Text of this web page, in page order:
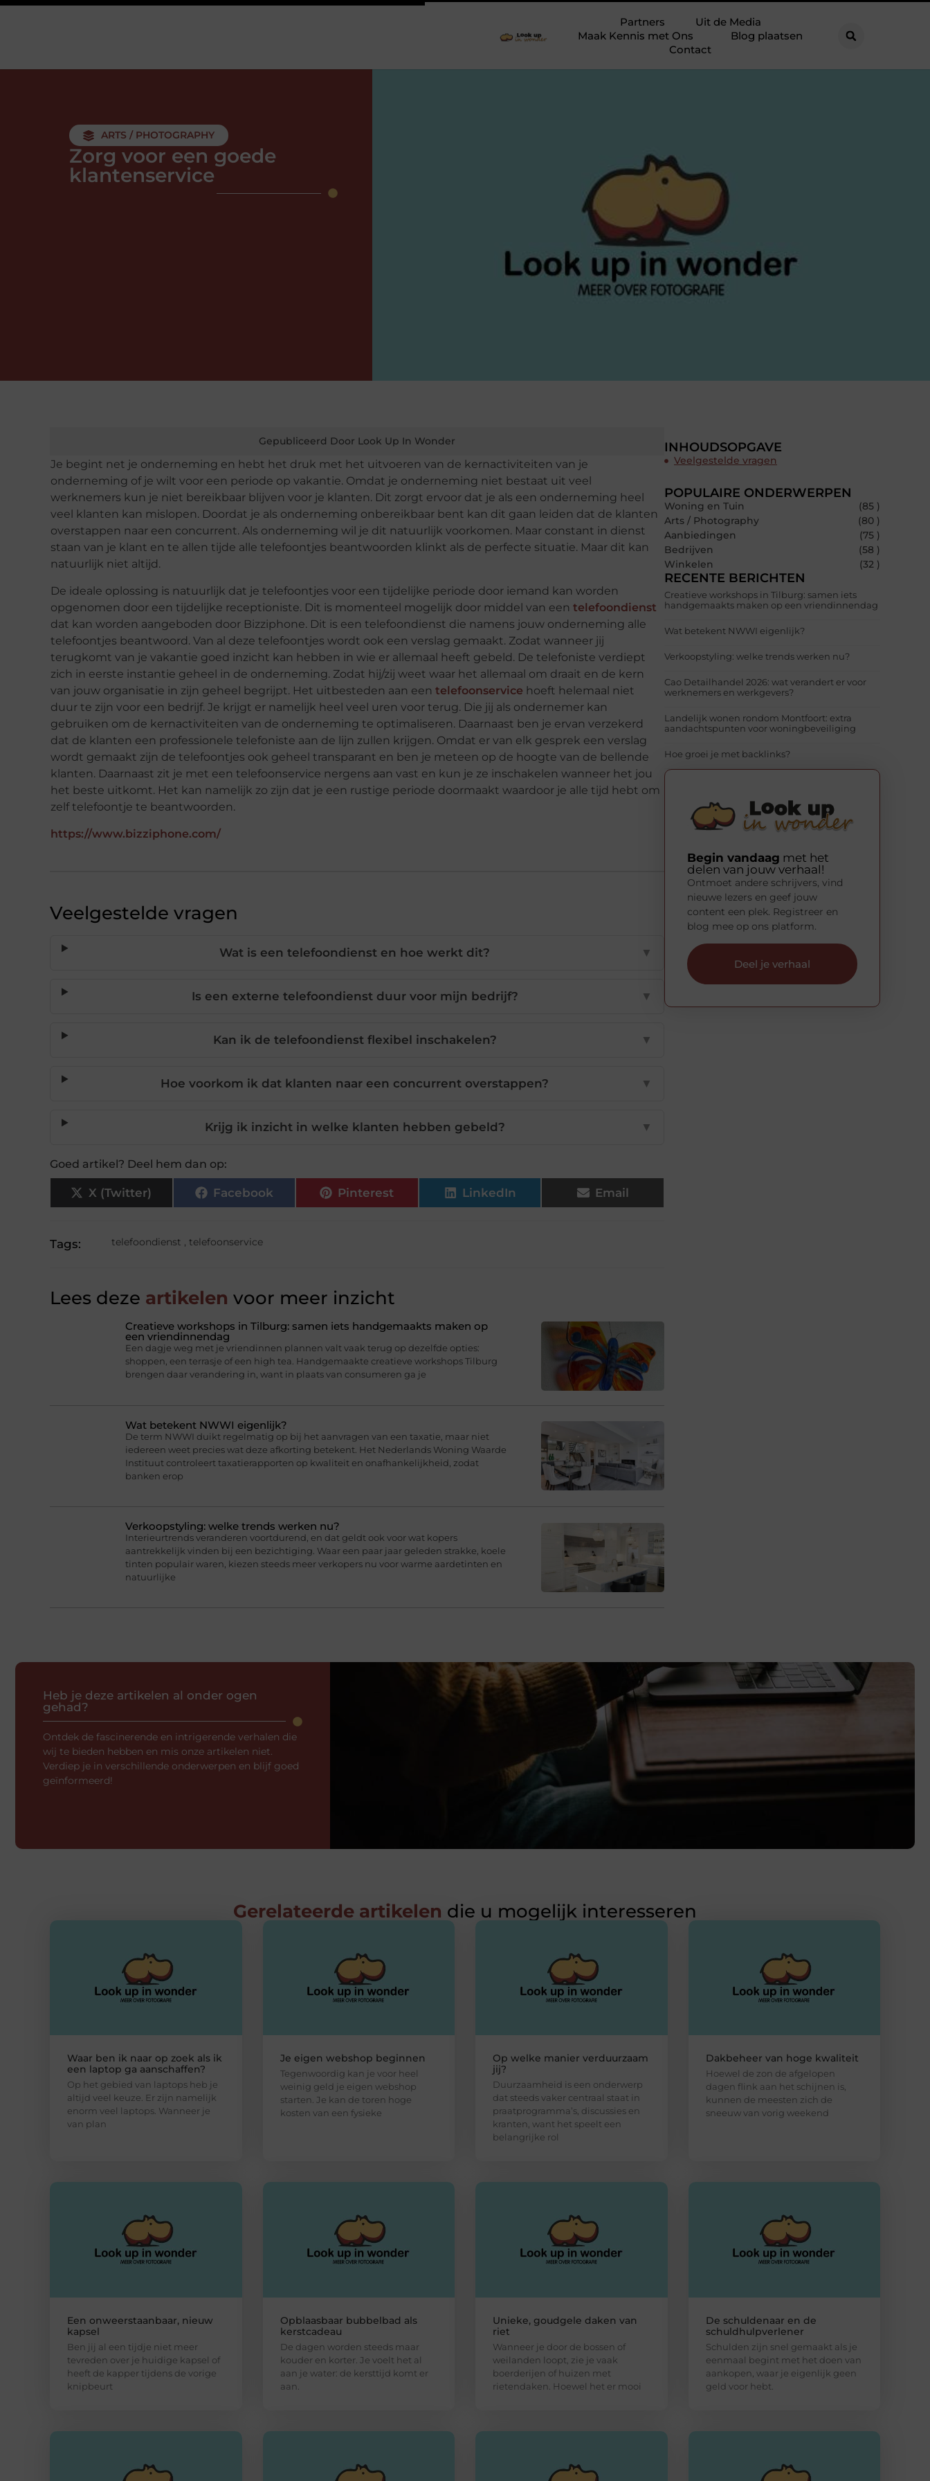
Partners
Uit de Media
Maak Kennis met Ons
Blog plaatsen
Contact
ARTS / PHOTOGRAPHY
Zorg voor een goede
klantenservice
Gepubliceerd Door Look Up In Wonder
Je begint net je onderneming en hebt het druk met het uitvoeren van de kernactiviteiten van je
onderneming of je wilt voor een periode op vakantie. Omdat je onderneming niet bestaat uit veel
werknemers kun je niet bereikbaar blijven voor je klanten. Dit zorgt ervoor dat je als een onderneming heel
veel klanten kan mislopen. Doordat je als onderneming onbereikbaar bent kan dit gaan leiden dat de klanten
overstappen naar een concurrent. Als onderneming wil je dit natuurlijk voorkomen. Maar constant in dienst
staan van je klant en te allen tijde alle telefoontjes beantwoorden klinkt als de perfecte situatie. Maar dit kan
natuurlijk niet altijd.
De ideale oplossing is natuurlijk dat je telefoontjes voor een tijdelijke periode door iemand kan worden
opgenomen door een tijdelijke receptioniste. Dit is momenteel mogelijk door middel van een telefoondienst
dat kan worden aangeboden door Bizziphone. Dit is een telefoondienst die namens jouw onderneming alle
telefoontjes beantwoord. Van al deze telefoontjes wordt ook een verslag gemaakt. Zodat wanneer jij
terugkomt van je vakantie goed inzicht kan hebben in wie er allemaal heeft gebeld. De telefoniste verdiept
zich in eerste instantie geheel in de onderneming. Zodat hij/zij weet waar het allemaal om draait en de kern
van jouw organisatie in zijn geheel begrijpt. Het uitbesteden aan een telefoonservice hoeft helemaal niet
duur te zijn voor een bedrijf. Je krijgt er namelijk heel veel uren voor terug. Die jij als ondernemer kan
gebruiken om de kernactiviteiten van de onderneming te optimaliseren. Daarnaast ben je ervan verzekerd
dat de klanten een professionele telefoniste aan de lijn zullen krijgen. Omdat er van elk gesprek een verslag
wordt gemaakt zijn de telefoontjes ook geheel transparant en ben je meteen op de hoogte van de bellende
klanten. Daarnaast zit je met een telefoonservice nergens aan vast en kun je ze inschakelen wanneer het jou
het beste uitkomt. Het kan namelijk zo zijn dat je een rustige periode doormaakt waardoor je alle tijd hebt om
zelf telefoontje te beantwoorden.
https://www.bizziphone.com/
Veelgestelde vragen
Wat is een telefoondienst en hoe werkt dit? ▼
Is een externe telefoondienst duur voor mijn bedrijf? ▼
Kan ik de telefoondienst flexibel inschakelen? ▼
Hoe voorkom ik dat klanten naar een concurrent overstappen? ▼
Krijg ik inzicht in welke klanten hebben gebeld? ▼
Goed artikel? Deel hem dan op:
X (Twitter) Facebook Pinterest LinkedIn Email
Tags: telefoondienst , telefoonservice
Lees deze artikelen voor meer inzicht
Creatieve workshops in Tilburg: samen iets handgemaakts maken op
een vriendinnendag
Een dagje weg met je vriendinnen plannen valt vaak terug op dezelfde opties:
shoppen, een terrasje of een high tea. Handgemaakte creatieve workshops Tilburg
brengen daar verandering in, want in plaats van consumeren ga je
Wat betekent NWWI eigenlijk?
De term NWWI duikt regelmatig op bij het aanvragen van een taxatie, maar niet
iedereen weet precies wat deze afkorting betekent. Het Nederlands Woning Waarde
Instituut controleert taxatierapporten op kwaliteit en onafhankelijkheid, zodat
banken erop
Verkoopstyling: welke trends werken nu?
Interieurtrends veranderen voortdurend, en dat geldt ook voor wat kopers
aantrekkelijk vinden bij een bezichtiging. Waar een paar jaar geleden strakke, koele
tinten populair waren, kiezen steeds meer verkopers nu voor warme aardetinten en
natuurlijke
INHOUDSOPGAVE
Veelgestelde vragen
POPULAIRE ONDERWERPEN
Woning en Tuin
(85 )
Arts / Photography
(80 )
Aanbiedingen
(75 )
Bedrijven
(58 )
Winkelen
(32 )
RECENTE BERICHTEN
Creatieve workshops in Tilburg: samen iets
handgemaakts maken op een vriendinnendag
Wat betekent NWWI eigenlijk?
Verkoopstyling: welke trends werken nu?
Cao Detailhandel 2026: wat verandert er voor
werknemers en werkgevers?
Landelijk wonen rondom Montfoort: extra
aandachtspunten voor woningbeveiliging
Hoe groei je met backlinks?
Begin vandaag met het
delen van jouw verhaal!
Ontmoet andere schrijvers, vind
nieuwe lezers en geef jouw
content een plek. Registreer en
blog mee op ons platform.
Deel je verhaal
Heb je deze artikelen al onder ogen
gehad?
Ontdek de fascinerende en intrigerende verhalen die
wij te bieden hebben en mis onze artikelen niet.
Verdiep je in verschillende onderwerpen en blijf goed
geïnformeerd!
Gerelateerde artikelen die u mogelijk interesseren
Waar ben ik naar op zoek als ik
een laptop ga aanschaffen?
Op het gebied van laptops heb je
altijd veel keuze. Er zijn namelijk
enorm veel laptops. Wanneer je
van plan
Je eigen webshop beginnen
Tegenwoordig kan je voor heel
weinig geld je eigen webshop
starten. Je kan de toren hoge
kosten van een fysieke
Op welke manier verduurzaam
jij?
Duurzaamheid is een onderwerp
dat steeds vaker centraal staat in
praatprogramma’s, discussies en
kranten, want het speelt een
belangrijke rol
Dakbeheer van hoge kwaliteit
Hoewel de zon de afgelopen
dagen flink aan het schijnen is,
kunnen de meesten zich de
sneeuw van vorig weekend
Een onweerstaanbaar, nieuw
kapsel
Ben jij al een tijdje niet meer
tevreden over je huidige kapsel of
heeft de kapper tijdens de vorige
knipbeurt
Opblaasbaar bubbelbad als
kerstcadeau
De dagen worden steeds maar
kouder en korter. Je voelt het al
aan je water: de kersttijd komt er
aan.
Unieke, goudgele daken van
riet
Wanneer je door de bossen of
weilanden loopt, zie je vaak
boerderijen of huizen met
rietendaken. Hoewel het er mooi
De schuldenaar en de
schuldhulpverlener
Schulden zijn snel gemaakt als je
eenmaal begint met het doen van
aankopen, waar je eigenlijk geen
geld voor hebt.